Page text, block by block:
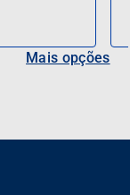
Mais opções